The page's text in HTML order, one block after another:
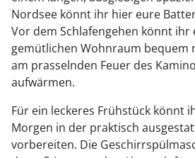
Nordsee könnt ihr hier eure
Vor dem Schlafengehen könnt ihr
gemütlichen Wohnraum bequem
am prasselnden Feuer des
aufwärmen.
Für ein leckeres Frühstück könnt
Morgen in der praktisch
vorbereiten. Die